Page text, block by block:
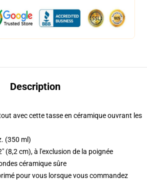
Description
avec cette tasse en céramique ouvrant les
(350 ml)
(8,2 cm), à l'exclusion de la poignée
céramique sûre
pour vous lorsque vous commandez